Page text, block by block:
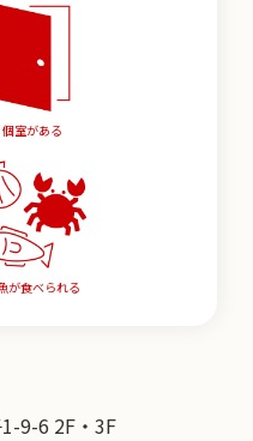
個室がある
が食べられる
9-6 2F・3F